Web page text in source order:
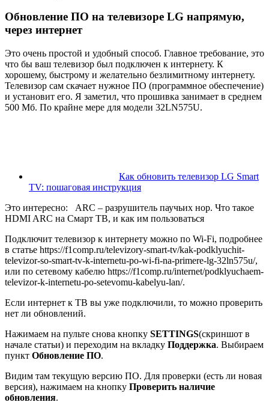
Обновление ПО на телевизоре LG напрямую,
через интернет
Это очень простой и удобный способ. Главное требование, это
что бы ваш телевизор был подключен к интернету. К
хорошему, быстрому и желательно безлимитному интернету.
Телевизор сам скачает нужное ПО (программное обеспечение)
и установит его. Я заметил, что прошивка занимает в среднем
500 Мб. По крайне мере для модели 32LN575U.
Как обновить телевизор LG Smart
TV: пошаговая инструкция
Это интересно:
ARC – разрушитель паучьих нор. Что такое
HDMI ARC на Смарт ТВ, и как им пользоваться
Подключит телевизор к интернету можно по Wi-Fi, подробнее
в статье https://f1comp.ru/televizory-smart-tv/kak-podklyuchit-
televizor-so-smart-tv-k-internetu-po-wi-fi-na-primere-lg-32ln575u/,
или по сетевому кабелю https://f1comp.ru/internet/podklyuchaem-
televizor-k-internetu-po-setevomu-kabelyu-lan/.
Если интернет к ТВ вы уже подключили, то можно проверить
нет ли обновлений.
Нажимаем на пульте снова кнопку SETTINGS(скриншот в
начале статьи) и переходим на вкладку Поддержка. Выбираем
пункт Обновление ПО.
Видим там текущую версию ПО. Для проверки (есть ли новая
версия), нажимаем на кнопку Проверить наличие
обновления.